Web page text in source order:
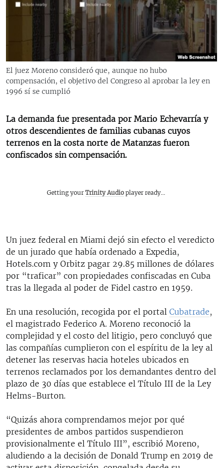
RADIO MARTÍ
LA REALIDAD DE LA VIVIENDA EN CUBA
SER VIEJO EN CUBA
LOS SANTOS DE HIALEAH
DESINFORMACIÓN RUSA EN AMÉRICA LATINA
LA INVASIÓN DE RUSIA A UCRANIA
EDITORIALES
SÍGUENOS
El juez Moreno consideró que, aunque no hubo
compensación, el objetivo del Congreso al aprobar la ley en
1996 sí se cumplió
La demanda fue presentada por Mario Echevarría y
otros descendientes de familias cubanas cuyos
terrenos en la costa norte de Matanzas fueron
confiscados sin compensación.
Getting yourTrinity Audio player ready...
Un juez federal en Miami dejó sin efecto el veredicto
de un jurado que había ordenado a Expedia,
Hotels.com y Orbitz pagar 29.85 millones de dólares
por “traficar” con propiedades confiscadas en Cuba
tras la llegada al poder de Fidel castro en 1959.
En una resolución, recogida por el portal Cubatrade,
el magistrado Federico A. Moreno reconoció la
complejidad y el costo del litigio, pero concluyó que
las compañías cumplieron con el espíritu de la ley al
detener las reservas hacia hoteles ubicados en
terrenos reclamados por los demandantes dentro del
plazo de 30 días que establece el Título III de la Ley
Helms-Burton.
“Quizás ahora comprendamos mejor por qué
presidentes de ambos partidos suspendieron
provisionalmente el Título III”, escribió Moreno,
aludiendo a la decisión de Donald Trump en 2019 de